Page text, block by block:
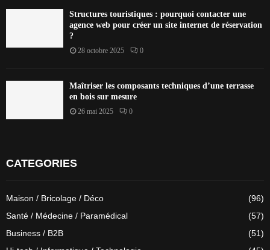
Structures touristiques : pourquoi contacter une
agence web pour créer un site internet de réservation
?
28 octobre 2025 0
Maîtriser les composants techniques d’une terrasse
en bois sur mesure
26 mai 2025 0
CATEGORIES
Maison / Bricolage / Déco
(96)
Santé / Médecine / Paramédical
(57)
Business / B2B
(51)